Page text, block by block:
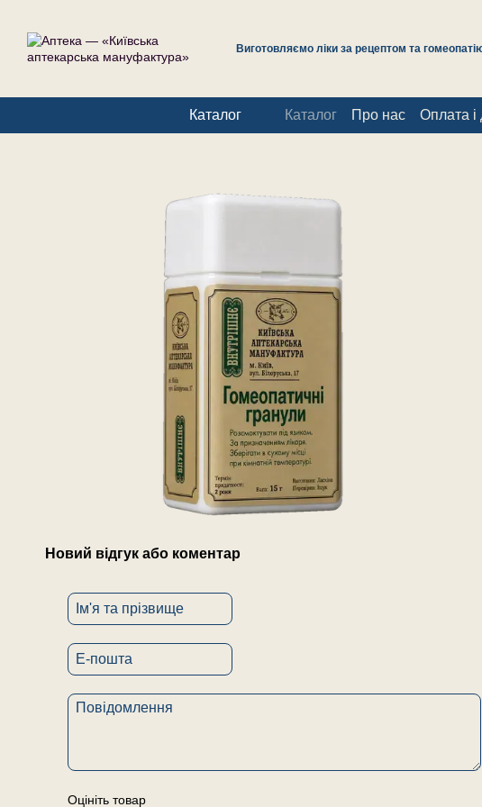
Виготовляємо ліки за рецептом та
Каталог Каталог Про нас Оплата і
Новий відгук або коментар
Оцініть товар